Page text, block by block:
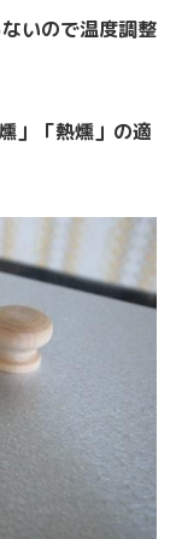
いので温度調整
」「熱燻」の適